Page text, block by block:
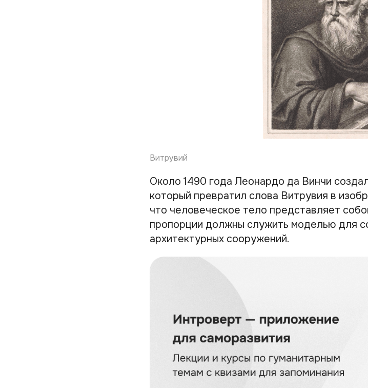
Витрувий
Около 1490 года Леонардо да Винчи
который превратил слова Витрувия в
что человеческое тело представляет
пропорции должны служить моделью для
архитектурных сооружений.